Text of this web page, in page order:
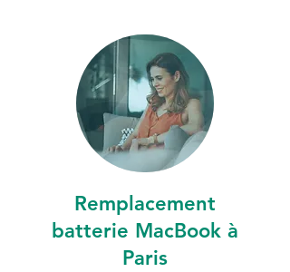
Remplacement
batterie MacBook à
Paris